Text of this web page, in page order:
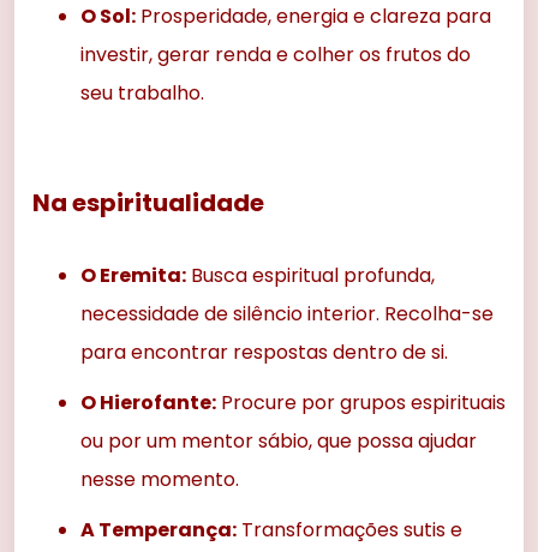
O Sol: Prosperidade, energia e clareza para
investir, gerar renda e colher os frutos do
seu trabalho.
Na espiritualidade
O Eremita: Busca espiritual profunda,
necessidade de silêncio interior. Recolha-se
para encontrar respostas dentro de si.
O Hierofante: Procure por grupos espirituais
ou por um mentor sábio, que possa ajudar
nesse momento.
A Temperança: Transformações sutis e